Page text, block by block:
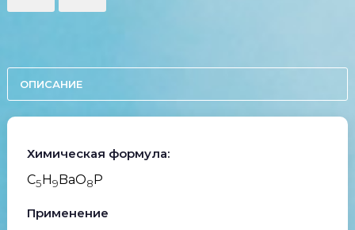
ОПИСАНИЕ
Химическая формула:
C5H9BaO8P
Применение